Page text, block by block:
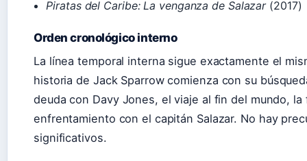
Piratas del Caribe: La venganza de Salazar(2017)
Orden cronológico interno
La línea temporal interna sigue exactamente el
historia de Jack Sparrow comienza con su
deuda con Davy Jones, el viaje al fin del mundo,
enfrentamiento con el capitán Salazar. No hay
significativos.